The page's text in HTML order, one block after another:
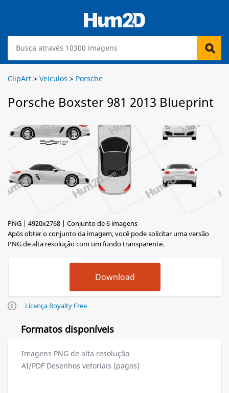
ClipArt > Veículos > Porsche
Porsche Boxster 981 2013 Blueprint
PNG | 4920x2768 | Conjunto de 6 imagens
Após obter o conjunto da imagem, você pode solicitar uma versão
PNG de alta resolução com um fundo transparente.
Licença Royalty Free
Formatos disponíveis
Imagens PNG de alta resolução
AI/PDF Desenhos vetoriais (pagos)